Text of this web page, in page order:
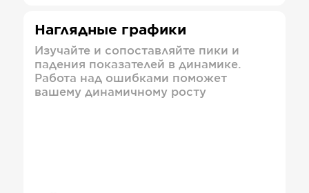
Наглядные графики
Изучайте и сопоставляйте пики и
падения показателей в динамике.
Работа над ошибками поможет
вашему динамичному росту